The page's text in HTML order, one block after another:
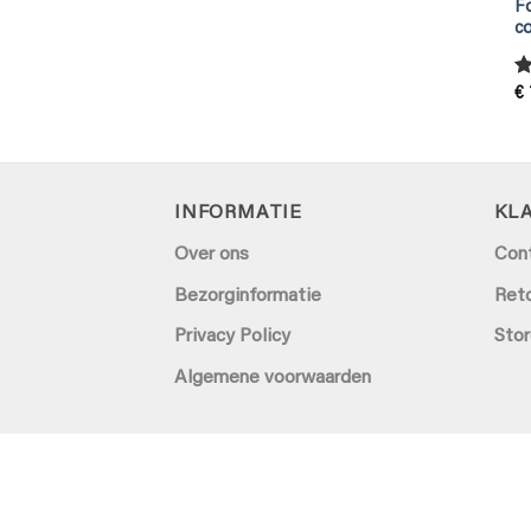
€
INFORMATIE
Over ons
Bezorginformatie
Privacy Policy
Algemene voorwaarden